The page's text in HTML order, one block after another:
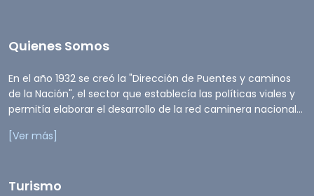
Quienes Somos
En el año 1932 se creó la "Dirección de Puentes y caminos
de la Nación", el sector que establecía las políticas viales y
permitía elaborar el desarrollo de la red caminera nacional...
[Ver más]
Turismo